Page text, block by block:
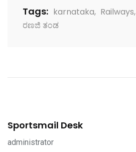
Tags: karnataka, Railways,
ರಣಜಿ ತಂಡ
Sportsmail Desk
administrator